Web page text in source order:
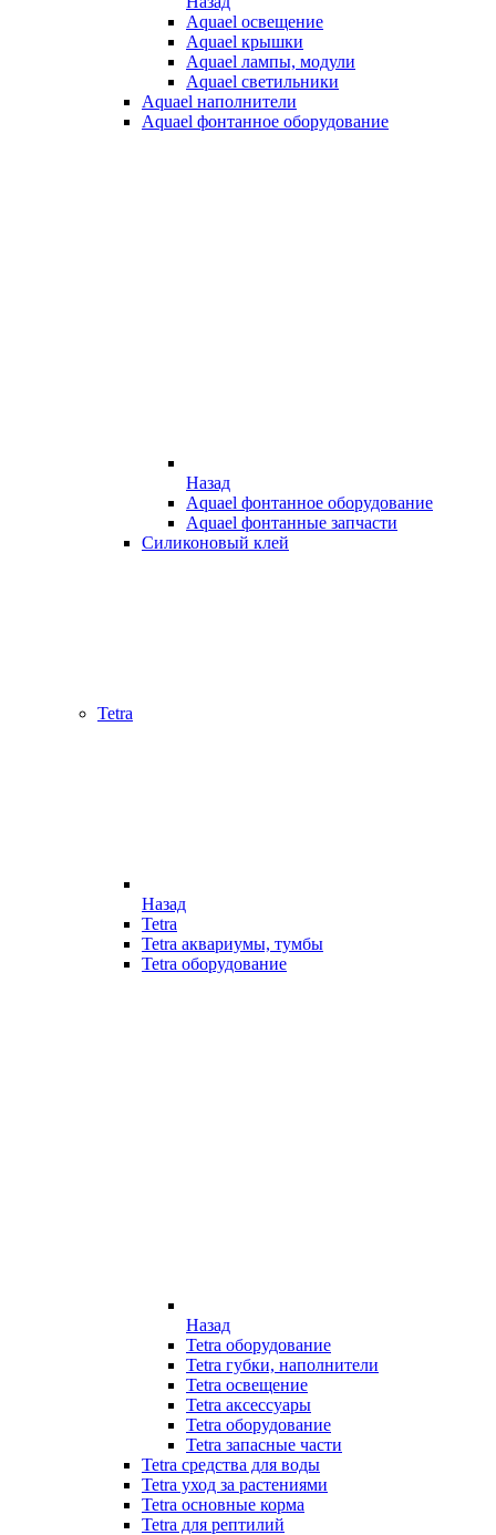
Aquael освещение
Aquael крышки
Aquael лампы, модули
Aquael светильники
Aquael наполнители
Aquael фонтанное оборудование
Назад
Aquael фонтанное оборудование
Aquael фонтанные запчасти
Силиконовый клей
Tetra
Назад
Tetra
Tetra аквариумы, тумбы
Tetra оборудование
Назад
Tetra оборудование
Tetra губки, наполнители
Tetra освещение
Tetra аксессуары
Tetra оборудование
Tetra запасные части
Tetra средства для воды
Tetra уход за растениями
Tetra основные корма
Tetra для рептилий